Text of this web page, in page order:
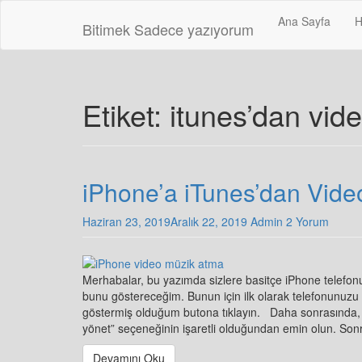
Bitimek Sadece yazıyorum Ana Sayfa
Etiket: itunes’dan
iPhone’a iTunes’dan
Haziran 23, 2019Aralık 22, 2019 Admin 2 Yorum
Merhabalar, bu yazımda sizlere basitçe iPhone
bunu göstereceğim. Bunun için ilk olarak telefonunuzu
göstermiş olduğum butona tıklayın. Daha
yönet” seçeneğinin işaretli olduğundan emin olun.
Devamını Oku